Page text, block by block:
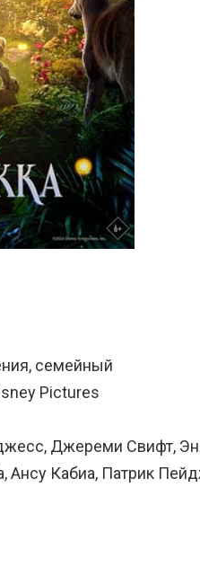
семейный
Pictures
Джереми Свифт,
Ансу Кабиа, Патрик